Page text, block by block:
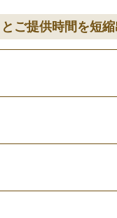
ご提供時間を短縮